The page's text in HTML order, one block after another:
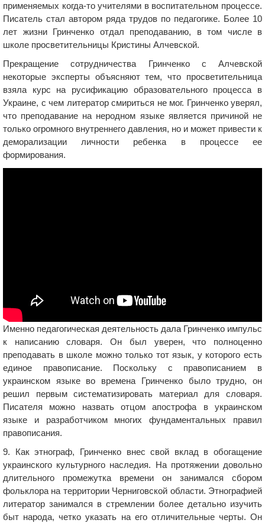
применяемых когда-то учителями в воспитательном процессе.
Писатель стал автором ряда трудов по педагогике. Более 10
лет жизни Гринченко отдал преподаванию, в том числе в
школе просветительницы Кристины Алчевской.
Прекращение сотрудничества Гринченко с Алчевской
некоторые эксперты объясняют тем, что просветительница
взяла курс на русификацию образовательного процесса в
Украине, с чем литератор смириться не мог. Гринченко уверял,
что преподавание на неродном языке является причиной не
только огромного внутреннего давления, но и может привести к
деморализации личности ребенка в процессе ее
формирования.
Именно педагогическая деятельность дала Гринченко импульс
к написанию словаря. Он был уверен, что полноценно
преподавать в школе можно только тот язык, у которого есть
единое правописание. Поскольку с правописанием в
украинском языке во времена Гринченко было трудно, он
решил первым систематизировать материал для словаря.
Писателя можно назвать отцом апострофа в украинском
языке и разработчиком многих фундаментальных правил
правописания.
9. Как этнограф, Гринченко внес свой вклад в обогащение
украинского культурного наследия. На протяжении довольно
длительного промежутка времени он занимался сбором
фольклора на территории Черниговской области. Этнографией
литератор занимался в стремлении более детально изучить
быт народа, четко указать на его отличительные черты. Он